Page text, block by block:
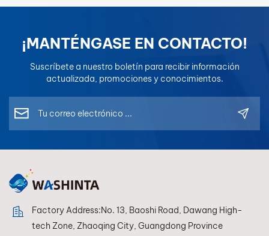
¡MANTÉNGASE EN CONTACTO!
Suscríbete a nuestro boletín para recibir información
actualizada, promociones y conocimientos.
Factory Address:No. 13, Baoshi Road, Dawang High-
tech Zone, Zhaoqing City, Guangdong Province